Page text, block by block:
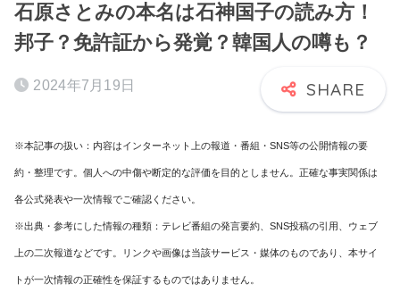
石原さとみの本名は石神国子の読み方！
邦子？免許証から発覚？韓国人の噂も？
2024年7月19日
※本記事の扱い：内容はインターネット上の報道・番組・SNS等の公開情報の要
約・整理です。個人への中傷や断定的な評価を目的としません。正確な事実関係は
各公式発表や一次情報でご確認ください。
※出典・参考にした情報の種類：テレビ番組の発言要約、SNS投稿の引用、ウェブ
上の二次報道などです。リンクや画像は当該サービス・媒体のものであり、本サイ
トが一次情報の正確性を保証するものではありません。